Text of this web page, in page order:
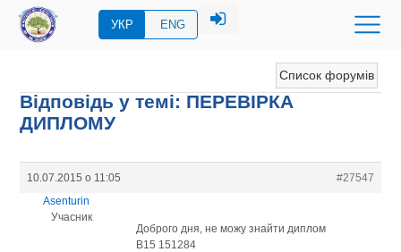
УКР ENG
Список форумів
Відповідь у темі: ПЕРЕВIРКА
ДИПЛОМУ
10.07.2015 о 11:05
#27547
Asenturin
Учасник
Доброго дня, не можу знайти диплом
B15 151284